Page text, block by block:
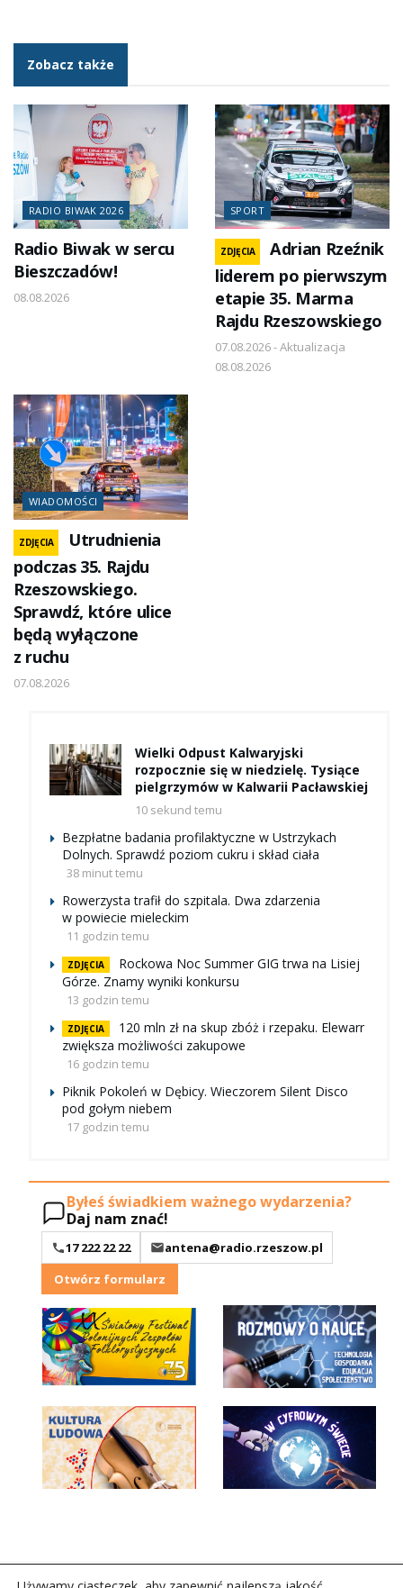
Zobacz także
RADIO BIWAK 2026
Radio Biwak w sercu
Bieszczadów!
08.08.2026
SPORT
ZDJĘCIA
Adrian Rzeźnik
liderem po pierwszym
etapie 35. Marma
Rajdu Rzeszowskiego
07.08.2026 - Aktualizacja
08.08.2026
WIADOMOŚCI
ZDJĘCIA
Utrudnienia
podczas 35. Rajdu
Rzeszowskiego.
Sprawdź, które ulice
będą wyłączone
z ruchu
07.08.2026
Wielki Odpust Kalwaryjski
rozpocznie się w niedzielę. Tysiące
pielgrzymów w Kalwarii Pacławskiej
10 sekund temu
Bezpłatne badania profilaktyczne w Ustrzykach
Dolnych. Sprawdź poziom cukru i skład ciała
38 minut temu
Rowerzysta trafił do szpitala. Dwa zdarzenia
w powiecie mieleckim
11 godzin temu
ZDJĘCIA
Rockowa Noc Summer GIG trwa na Lisiej
Górze. Znamy wyniki konkursu
13 godzin temu
ZDJĘCIA
120 mln zł na skup zbóż i rzepaku. Elewarr
zwiększa możliwości zakupowe
16 godzin temu
Piknik Pokoleń w Dębicy. Wieczorem Silent Disco
pod gołym niebem
17 godzin temu
Byłeś świadkiem ważnego wydarzenia?
Daj nam znać!
17 222 22 22
antena@radio.rzeszow.pl
Otwórz formularz